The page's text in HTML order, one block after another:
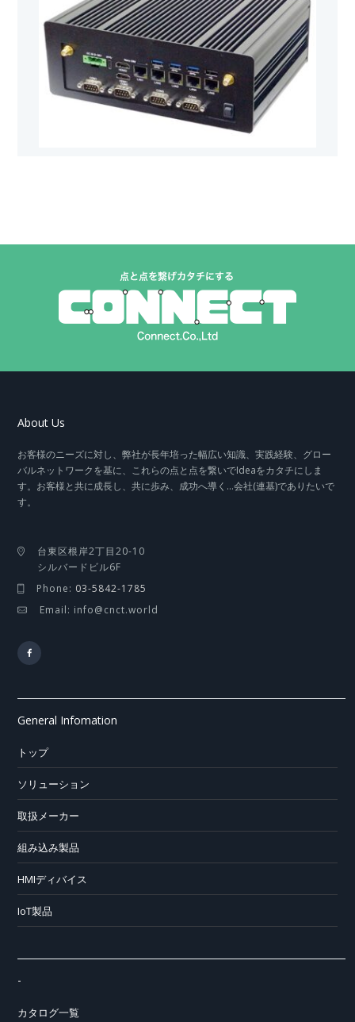
About Us
お客様のニーズに対し、弊社が長年培った幅広い知識、実践経験、グロー
バルネットワークを基に、これらの点と点を繋いでIdeaをカタチにしま
す。お客様と共に成長し、共に歩み、成功へ導く…会社(連基)でありたいで
す。
台東区根岸2丁目20-10
シルバードビル6F
Phone: 03-5842-1785
Email: info@cnct.world
General Infomation
トップ
ソリューション
取扱メーカー
組み込み製品
HMIディバイス
IoT製品
-
カタログ一覧